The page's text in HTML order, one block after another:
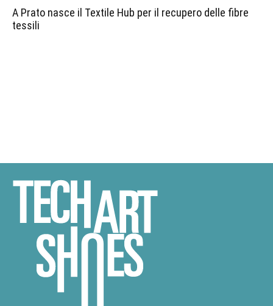
A Prato nasce il Textile Hub per il recupero delle fibre
tessili